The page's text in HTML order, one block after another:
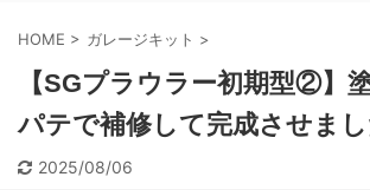
HOME > ガレージキット >
【SGプラウラー初期型②】
パテで補修して完成させま
2025/08/06